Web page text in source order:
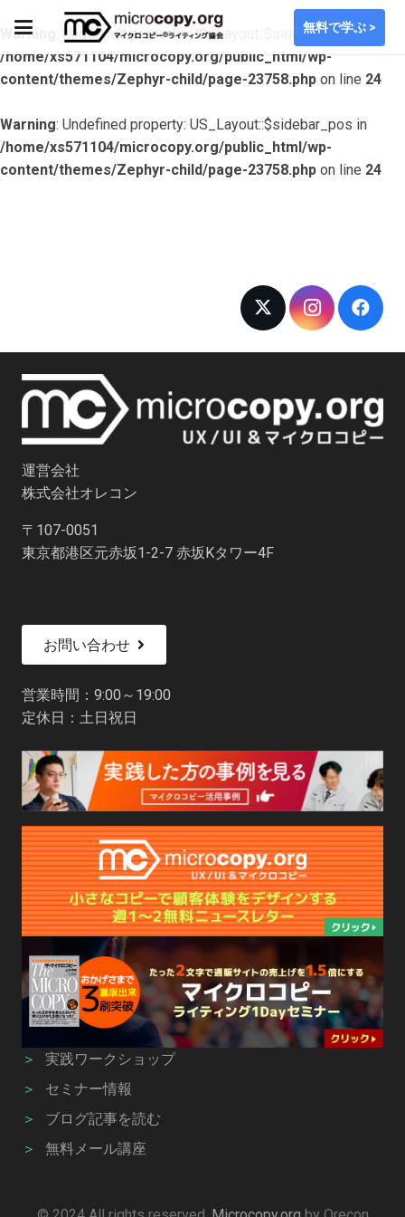
無料で学ぶ >
Warning
: Undefined property: US_Layout::$sidebar_pos in
/home/xs571104/microcopy.org/public_html/wp-
content/themes/Zephyr-child/page-23758.php on line 24
Warning: Undefined property: US_Layout::$sidebar_pos in
/home/xs571104/microcopy.org/public_html/wp-
content/themes/Zephyr-child/page-23758.php on line 24
運営会社
株式会社オレコン
〒107-0051
東京都港区元赤坂1-2-7 赤坂Kタワー4F
お問い合わせ
営業時間：9:00～19:00
定休日：土日祝日
＞
実践ワークショップ
＞
セミナー情報
＞
ブログ記事を読む
＞
無料メール講座